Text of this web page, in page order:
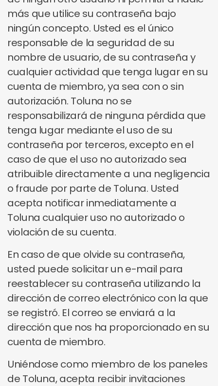
más que utilice su contraseña bajo
ningún concepto. Usted es el único
responsable de la seguridad de su
nombre de usuario, de su contraseña y
cualquier actividad que tenga lugar en su
cuenta de miembro, ya sea con o sin
autorización. Toluna no se
responsabilizará de ninguna pérdida que
tenga lugar mediante el uso de su
contraseña por terceros, excepto en el
caso de que el uso no autorizado sea
atribuible directamente a una negligencia
o fraude por parte de Toluna. Usted
acepta notificar inmediatamente a
Toluna cualquier uso no autorizado o
violación de su cuenta.
En caso de que olvide su contraseña,
usted puede solicitar un e-mail para
reestablecer su contraseña utilizando la
dirección de correo electrónico con la que
se registró. El correo se enviará a la
dirección que nos ha proporcionado en su
cuenta de miembro.
Uniéndose como miembro de los paneles
de Toluna, acepta recibir invitaciones